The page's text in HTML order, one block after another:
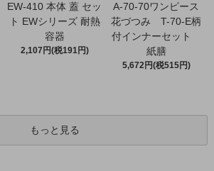
EW-410 本体 蓋 セッ
ト EWシリーズ 耐熱
容器
2,107円(税191円)
A-70-70ワンピース
花づつみ T-70-E柄
付インナーセット
紙膳
5,672円(税515円)
もっと見る